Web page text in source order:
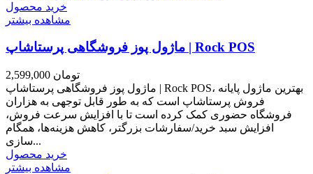
خرید محصول
مشاهده بیشتر
ماژول پوز فروشگاهی پرستاشاپ | Rock POS
2,599,000 تومان
ماژول پوز فروشگاهی پرستاشاپ | Rock POS، بهترین ماژول پایانه
فروش پرستاشاپ است که به طور قابل توجهی به هزاران
فروشگاه حضوری کمک کرده است تا با افزایش سرعت فروش،
افزایش سبد خرید/سفارشات بزرگتر، کاهش هزینه‌ها، همگام
سازی...
خرید محصول
مشاهده بیشتر